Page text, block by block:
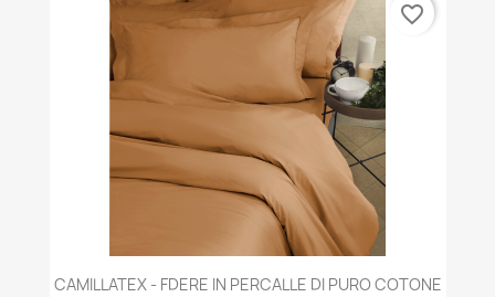
CAMILLATEX - FDERE IN PERCALLE DI PURO COTONE
favorite_border